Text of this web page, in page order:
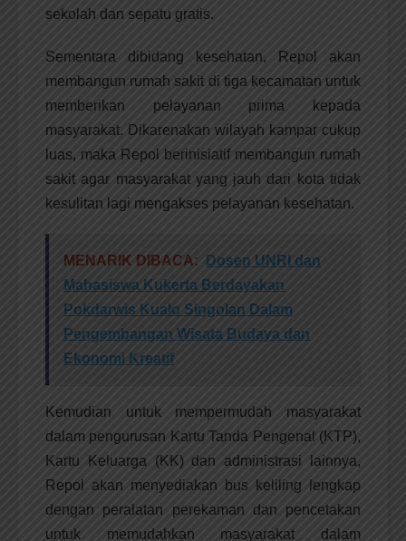
sekolah dan sepatu gratis.
Sementara dibidang kesehatan, Repol akan
membangun rumah sakit di tiga kecamatan untuk
memberikan pelayanan prima kepada
masyarakat. Dikarenakan wilayah kampar cukup
luas, maka Repol berinisiatif membangun rumah
sakit agar masyarakat yang jauh dari kota tidak
kesulitan lagi mengakses pelayanan kesehatan.
MENARIK DIBACA:
Dosen UNRI dan
Mahasiswa Kukerta Berdayakan
Pokdarwis Kualo Singolan Dalam
Pengembangan Wisata Budaya dan
Ekonomi Kreatif
Kemudian untuk mempermudah masyarakat
dalam pengurusan Kartu Tanda Pengenal (KTP),
Kartu Keluarga (KK) dan administrasi lainnya,
Repol akan menyediakan bus keliling lengkap
dengan peralatan perekaman dan pencetakan
untuk memudahkan masyarakat dalam